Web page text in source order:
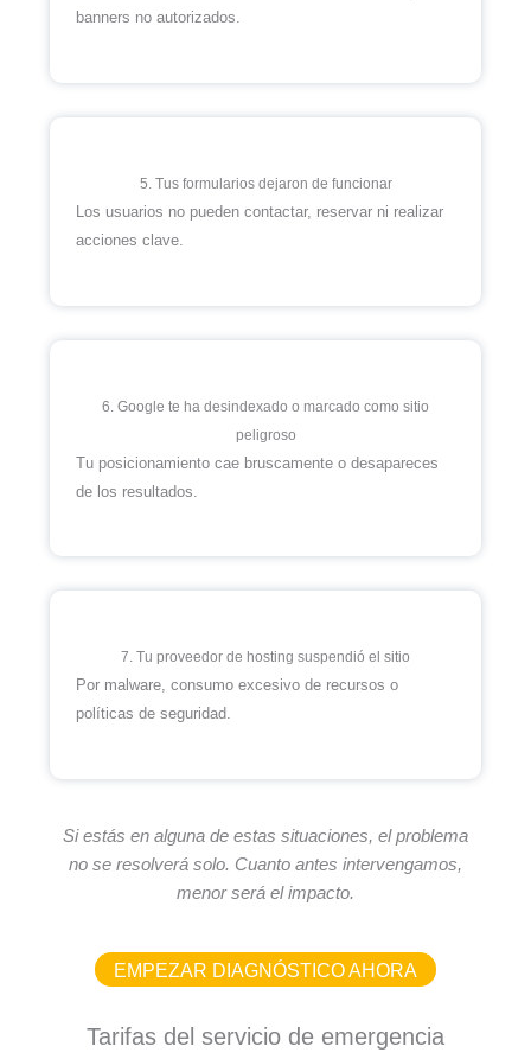
banners no autorizados.
5. Tus formularios dejaron de funcionar
Los usuarios no pueden contactar, reservar ni realizar
acciones clave.
6. Google te ha desindexado o marcado como sitio
peligroso
Tu posicionamiento cae bruscamente o desapareces
de los resultados.
7. Tu proveedor de hosting suspendió el sitio
Por malware, consumo excesivo de recursos o
políticas de seguridad.
Si estás en alguna de estas situaciones, el problema
no se resolverá solo. Cuanto antes intervengamos,
menor será el impacto.
EMPEZAR DIAGNÓSTICO AHORA
Tarifas del servicio de emergencia